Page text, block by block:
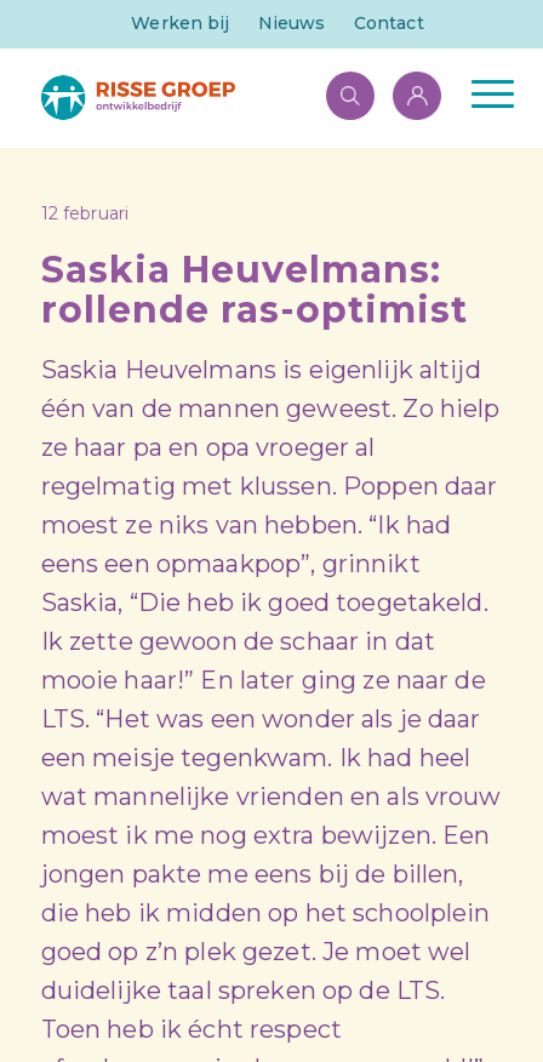
Werken bij Nieuws Contact
12 februari
Saskia Heuvelmans:
rollende ras-optimist
Saskia Heuvelmans is eigenlijk altijd
één van de mannen geweest. Zo hielp
ze haar pa en opa vroeger al
regelmatig met klussen. Poppen daar
moest ze niks van hebben. “Ik had
eens een opmaakpop”, grinnikt
Saskia, “Die heb ik goed toegetakeld.
Ik zette gewoon de schaar in dat
mooie haar!” En later ging ze naar de
LTS. “Het was een wonder als je daar
een meisje tegenkwam. Ik had heel
wat mannelijke vrienden en als vrouw
moest ik me nog extra bewijzen. Een
jongen pakte me eens bij de billen,
die heb ik midden op het schoolplein
goed op z’n plek gezet. Je moet wel
duidelijke taal spreken op de LTS.
Toen heb ik écht respect